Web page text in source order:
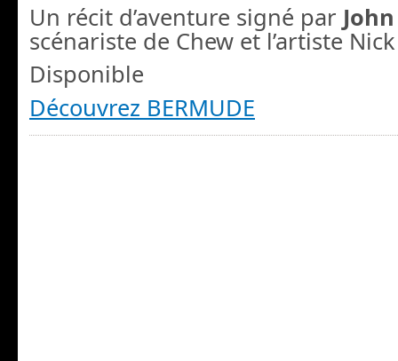
Un récit d’aventure signé par
scénariste de Chew et l’artiste
Disponible
Découvrez BERMUDE